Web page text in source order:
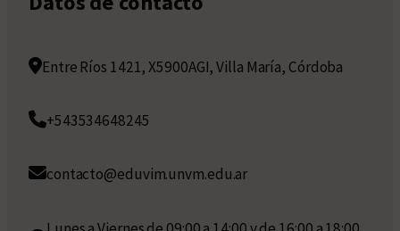
Entre Ríos 1421, X5900AGI, Villa María, Córdoba
+543534648245
contacto@eduvim.unvm.edu.ar